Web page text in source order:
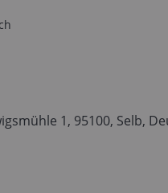
1, 95100, Selb,